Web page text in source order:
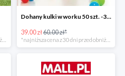
Dohany kulki w worku 50 szt. -35%
39.00 zł60.00 zł*